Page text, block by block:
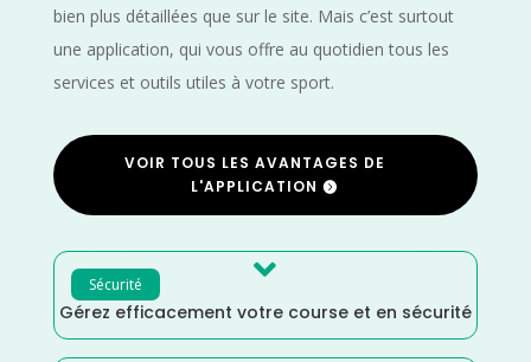
bien plus détaillées que sur le site. Mais c’est surtout
une application, qui vous offre au quotidien tous les
services et outils utiles à votre sport.
VOIR TOUS LES AVANTAGES DE
L'APPLICATION
Sécurité 
Gérez efficacement votre course et en sécurité